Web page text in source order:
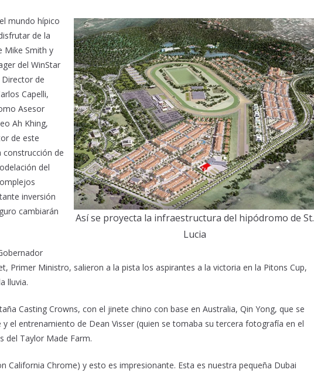
Así se proyecta la infraestructura del hipódromo de St.
Lucia
mundo hípico
de la
Mike Smith y
del WinStar
de
Capelli,
Asesor
Ah Khing,
de este
de
del
inversión
cambiarán
Primer Ministro, salieron a la pista los aspirantes a la victoria en la Pitons Cup,
lluvia.
Casting Crowns, con el jinete chino con base en Australia, Qin Yong, que se
el entrenamiento de Dean Visser (quien se tomaba su tercera fotografía en el
del Taylor Made Farm.
California Chrome) y esto es impresionante. Esta es nuestra pequeña Dubai